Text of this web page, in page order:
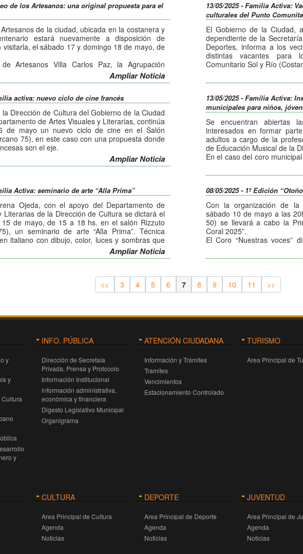
hs.), maquillaje social y artístico teatral (martes.
(martes. 19 a 21 hs.), teatro infanto juvenil
a 17:30 hs.), guitarra (lunes. 9 a 12:30 hs,),
de 9 a 12 hs.), iniciación a la danza (viernes de
circo (miércoles y viernes de 15 a 18 hs.),
eléctricas (lunes de 14 a 16 hs.) y
(martes de 16:30 a 18:30 hs.).
pueden acercarse en dichos horarios y días para
este espacio fue recuperado, acondicionado y
desde el Gobierno de la Ciudad con el
descentralizando actividades, brindar más
a los carlospacenses.
de los Artesanos: una original propuesta para el
de la ciudad, ubicada en la costanera y
estará nuevamente a disposición de
visitarla, el sábado 17 y domingo 18 de mayo, de
Artesanos Villa Carlos Paz, la Agrupación
Independientes, Artesanos Unidos Carlos Paz
son las agrupaciones que forman
Ampliar Noticia
13/05/2025 - Familia Activa:
culturales del Punto
El Gobierno de la Ciudad,
dependiente de la
Deportes, informa a los
distintas vacantes para
Comunitario Sol y Río
Vecinas y vecinos
(lunes 16 a 18 hs.),
lunes de 18 a 20 hs.),
16 a 18 hs.), teatro
(miércoles. 15:30 a 17:30
folklore (miércoles de 9 a 12
10:30 a 11:30 hs), circo
reparación de
reparación de
Los interesados pueden
Cabe recordar que este
puesto en funcionamiento
objetivo de continuar
servicios y talleres a los
activa: nuevo ciclo de cine francés
Dirección de Cultura del Gobierno de la Ciudad
de Artes Visuales y Literarias, continúa
de mayo un nuevo ciclo de cine en el Salón
75), en este caso con una propuesta donde
son el eje.
que cuenta con la selección y coordinación de
una nueva proyección este viernes a las
evento es libre y gratuita.
Ampliar Noticia
13/05/2025 - Familia Activa:
municipales para niños,
Se encuentran abiertas
interesados en formar
adultos a cargo de la
de Educación Musical de la
En el caso del coro
a 12 años, con dictado de
14 hs., en la sede del
y adultos está orientado a
con clases los días lunes
Belgrano y días martes a
Santa Rita.
Los interesados deben
https://
Activa: seminario de arte “Alla Prima”
Ojeda, con el apoyo del Departamento de
Literarias de la Dirección de Cultura se dictará el
15 de mayo, de 15 a 18 hs. en el salón Rizzuto
un seminario de arte “Alla Prima”. Técnica
italiano con dibujo, color, luces y sombras que
inscripciones comunicarse al Te: 436400, de
Ampliar Noticia
08/05/2025 - 1º Edición
Con la organización de la
sábado 10 de mayo a las
50) se llevará a cabo la
Coral 2025”.
El Coro “Nuestras voces”
niños y jóvenes del
Salas, el Coro Polifónico
participantes del evento.
La entrada a este evento es
<< 3 4 5 6 7 8 9 10 11 >>
y
y
y
INFO. PÚBLICA
Dirección de Secretaía
Privada, Prensa y Protocolo
Información Institucional
información administrativa,
económica y financiera
Digesto Legislativo Municipal
Organigrama
ATENCIÓN CIUDADANA
Información y Trámites
Tramites
Vencimientos
Estacionamiento Controlado
TURISMO
Area Principal de
CULTURA
Area Principal de Cultura
Agenda
Noticias
DEPORTE
Area Principal de Deporte
Agenda
Noticias
JUVENTUD
Area Principal de
Agenda
Noticias